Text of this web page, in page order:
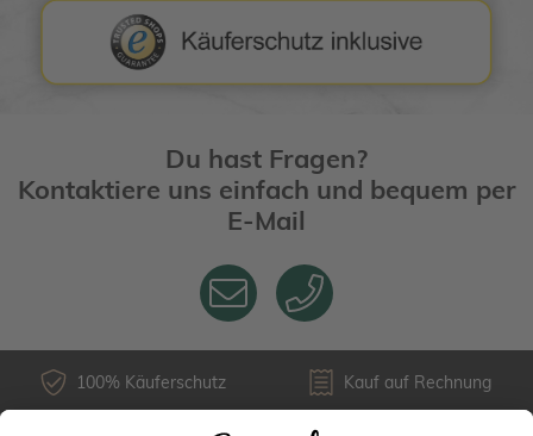
Du hast Fragen?
Kontaktiere uns einfach und bequem per
E-Mail
100% Käuferschutz Kauf auf Rechnung